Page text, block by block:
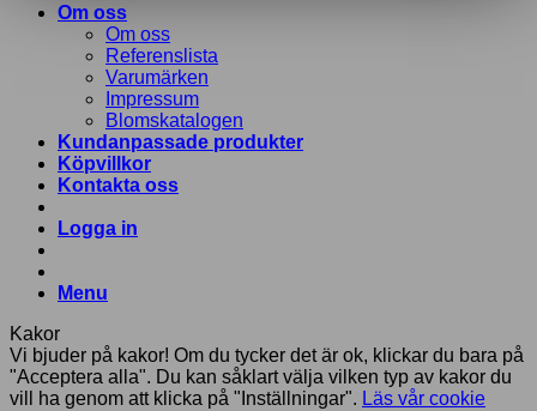
Om oss
Om oss
Referenslista
Varumärken
Impressum
Blomskatalogen
Kundanpassade produkter
Köpvillkor
Kontakta oss
Logga in
Menu
Kakor
Vi bjuder på kakor! Om du tycker det är ok, klickar du bara på
"Acceptera alla". Du kan såklart välja vilken typ av kakor du
vill ha genom att klicka på "Inställningar". Läs vår cookie